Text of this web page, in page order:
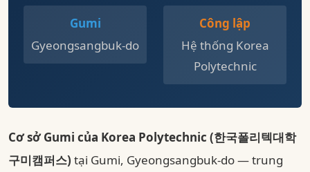
Gumi
Gyeongsangbuk-do
Công lập
Hệ thống Korea
Polytechnic
Cơ sở Gumi của Korea Polytechnic (한국폴리텍대학
구미캠퍼스) tại Gumi, Gyeongsangbuk-do — trung